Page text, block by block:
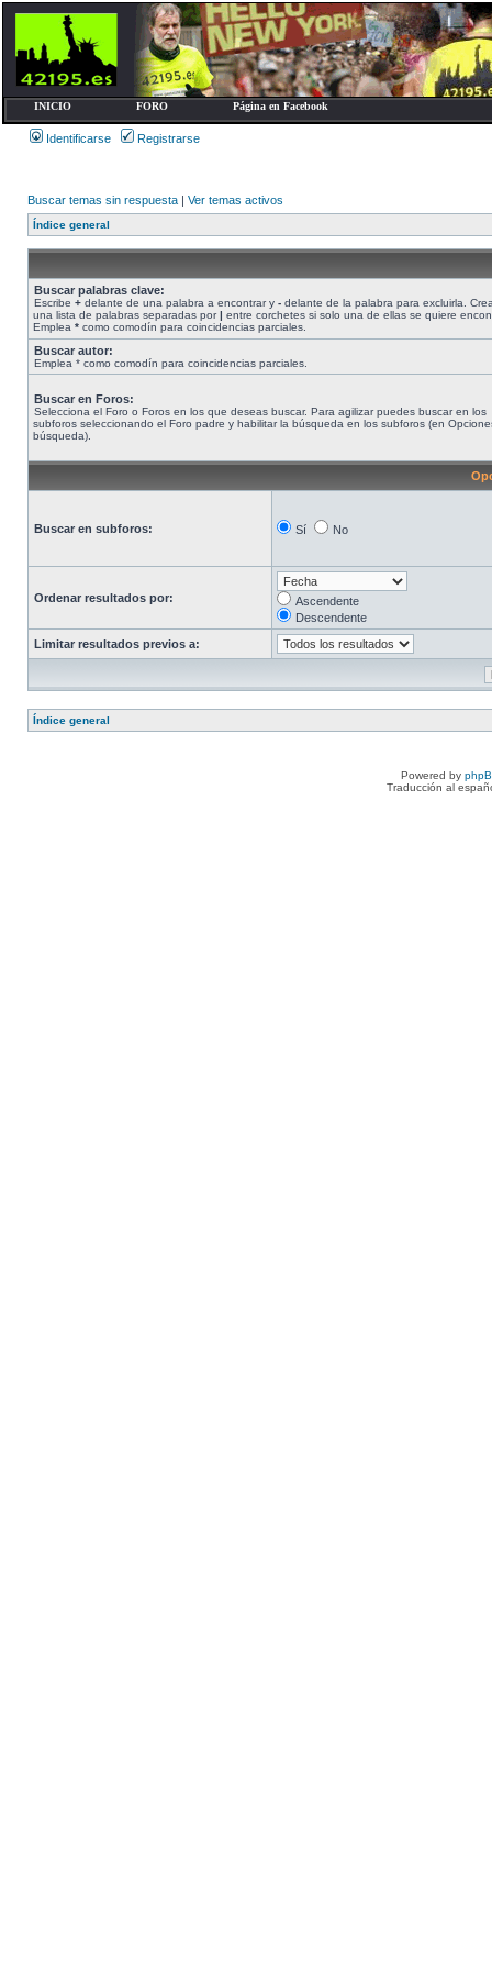
INICIO FORO Página en Facebook
Identificarse Registrarse
Buscar temas sin respuesta | Ver temas activos
Índice general
Buscar palabras clave:
Escribe + delante de una palabra a encontrar y - delante de la palabra para excluirla.
una lista de palabras separadas por| entre corchetes si solo una de ellas se quiere
Emplea * como comodín para coincidencias parciales.
Buscar autor:
Emplea * como comodín para coincidencias parciales.
Buscar en Foros:
Selecciona el Foro o Foros en los que deseas buscar. Para agilizar puedes buscar en los
subforos seleccionando el Foro padre y habilitar la búsqueda en los subforos (en
búsqueda).
Buscar en subforos: Sí No
Ordenar resultados por:
Ascendente
Descendente
Limitar resultados previos a:
Índice general
Powered by
Traducción al